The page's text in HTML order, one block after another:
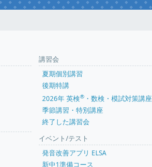
講習会
夏期個別講習
後期特講
2026年 英検® ・数検・模試対策講座
季節講習・特別講座
終了した講習会
イベント/テスト
発音改善アプリ ELSA
新中1準備コース